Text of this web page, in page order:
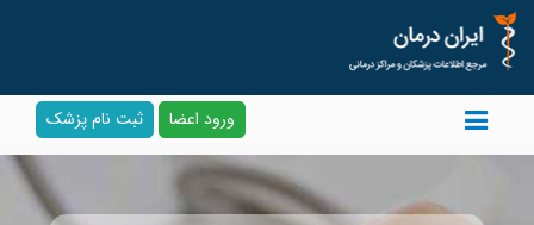
ورود اعضا ثبت نام پزشک